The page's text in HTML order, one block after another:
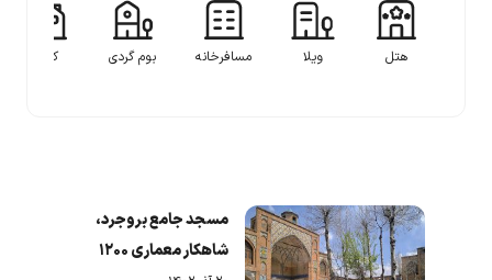
هتل ویلا مسافرخانه بوم گردی کلبه
مسجد جامع بروجرد،
شاهکار معماری ۱۲۰۰